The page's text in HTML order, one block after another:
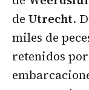
de Utrecht.
miles de
retenidos